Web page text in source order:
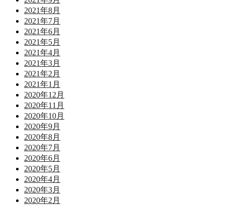
2021年8月
2021年7月
2021年6月
2021年5月
2021年4月
2021年3月
2021年2月
2021年1月
2020年12月
2020年11月
2020年10月
2020年9月
2020年8月
2020年7月
2020年6月
2020年5月
2020年4月
2020年3月
2020年2月